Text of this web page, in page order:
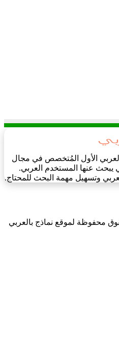
العربي الأول المُتخصص في مجال
يبحث عنها المستخدم العربي.
وتسهيل مهمة البحث للمحتاج.
- جميع الحقوق محفوظة لموقع نماذج بالعربي